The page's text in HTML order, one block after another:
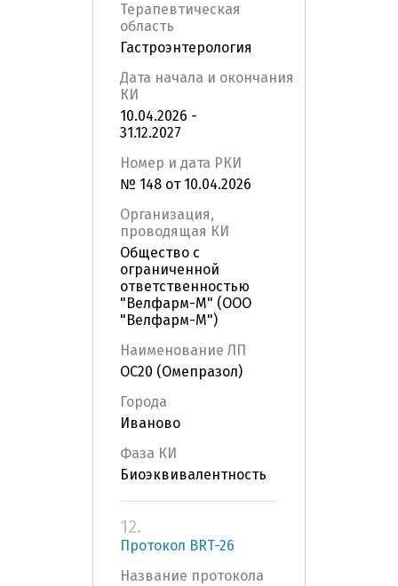
Терапевтическая
область
Гастроэнтерология
Дата начала и окончания
КИ
10.04.2026 -
31.12.2027
Номер и дата РКИ
№ 148 от 10.04.2026
Организация,
проводящая КИ
Общество с
ограниченной
ответственностью
"Велфарм-М" (ООО
"Велфарм-М")
Наименование ЛП
OC20 (Омепразол)
Города
Иваново
Фаза КИ
Биоэквивалентность
12.
Протокол BRT-26
Название протокола